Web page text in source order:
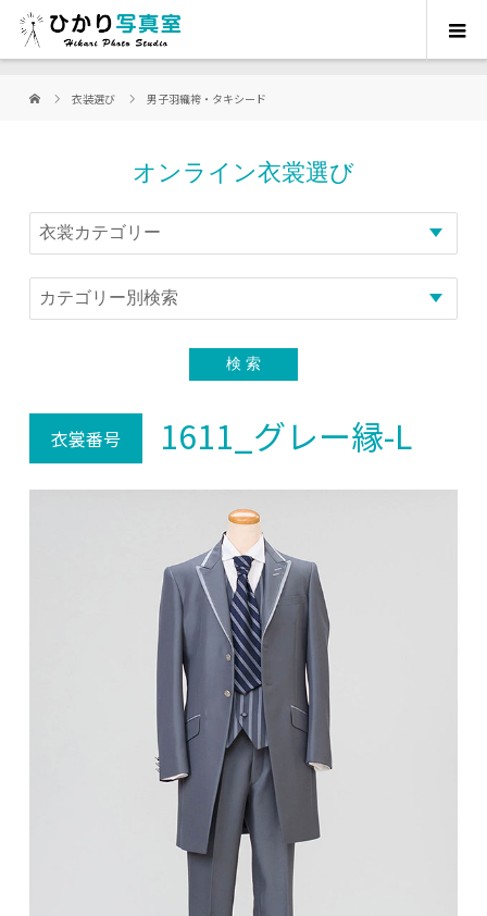
衣装選び 男子羽織袴・タキシード
オンライン衣裳選び
衣裳番号 1611_グレー縁-L